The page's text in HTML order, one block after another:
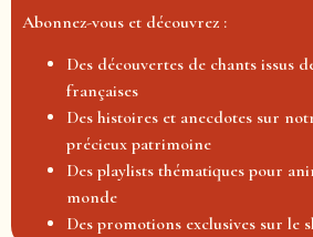
Abonnez-vous et découvrez :
Des découvertes de chants issus
françaises
Des histoires et anecdotes sur
précieux patrimoine
Des playlists thématiques pour
monde
Des promotions exclusives sur le